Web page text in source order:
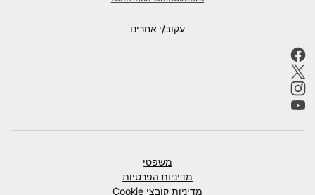
עקוב/י אחרינו
משפטי
מדיניות הפרטיות
מדיניות קובצי Cookie